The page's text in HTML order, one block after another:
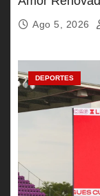
Ago 5, 2026
DEPORTES